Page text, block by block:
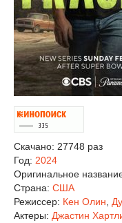
Скачано: 27748 раз
Год: 2024
Оригинальное
Страна: США
Режиссер: Кен Олин
Актеры: Джастин